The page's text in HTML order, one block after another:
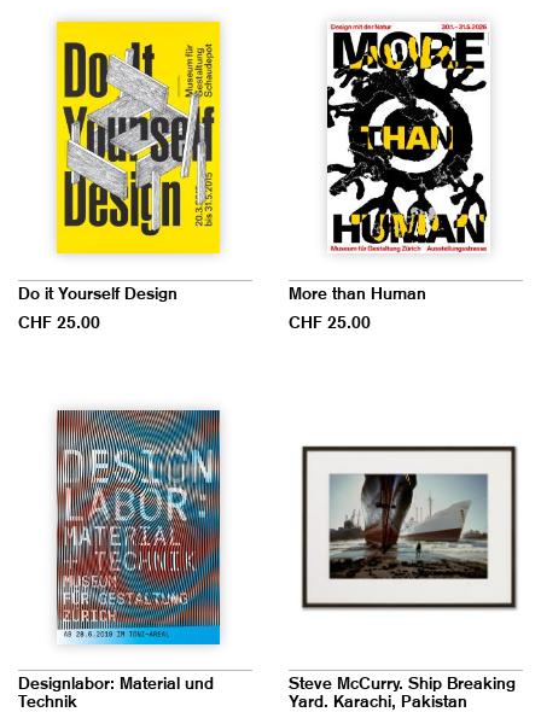
Do it Yourself Design
CHF 25.00
More than Human
CHF 25.00
Designlabor: Material und
Technik
Steve McCurry. Ship Breaking
Yard. Karachi, Pakistan